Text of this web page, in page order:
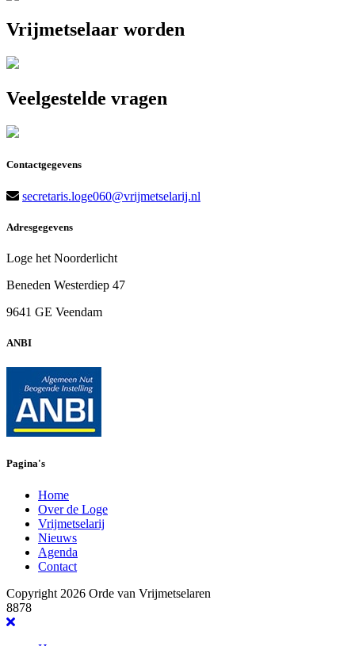
Vrijmetselaar worden
Veelgestelde vragen
Contactgegevens
secretaris.loge060@vrijmetselarij.nl
Adresgegevens
Loge het Noorderlicht
Beneden Westerdiep 47
9641 GE Veendam
ANBI
Pagina's
Home
Over de Loge
Vrijmetselarij
Nieuws
Agenda
Contact
Copyright 2026 Orde van Vrijmetselaren
8878